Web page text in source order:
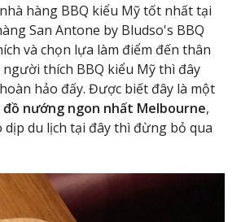
hàng BBQ kiểu Mỹ tốt nhất tại
San Antone by Bludso's BBQ
và chọn lựa làm điểm đến thân
thích BBQ kiểu Mỹ thì đây
hảo đấy. Được biết đây là một
đồ nướng ngon nhất Melbourne,
dịp du lịch tại đây thì đừng bỏ qua